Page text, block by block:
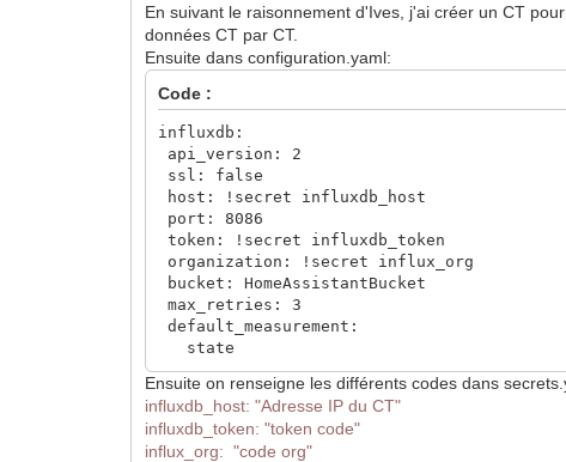
En suivant le raisonnement d'Ives, j'ai créer un CT
données CT par CT.
Ensuite dans configuration.yaml:
Code :
influxdb:
api_version: 2
ssl: false
host: !secret influxdb_host
port: 8086
token: !secret influxdb_token
organization: !secret influx_org
bucket: HomeAssistantBucket
max_retries: 3
default_measurement:
state
Ensuite on renseigne les différents codes dans
influxdb_host: "Adresse IP du CT"
influxdb_token: "token code"
influx_org: "code org"